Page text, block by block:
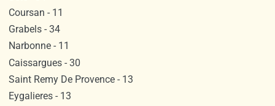
Coursan - 11
Grabels - 34
Narbonne - 11
Caissargues - 30
Saint Remy De Provence - 13
Eygalieres - 13